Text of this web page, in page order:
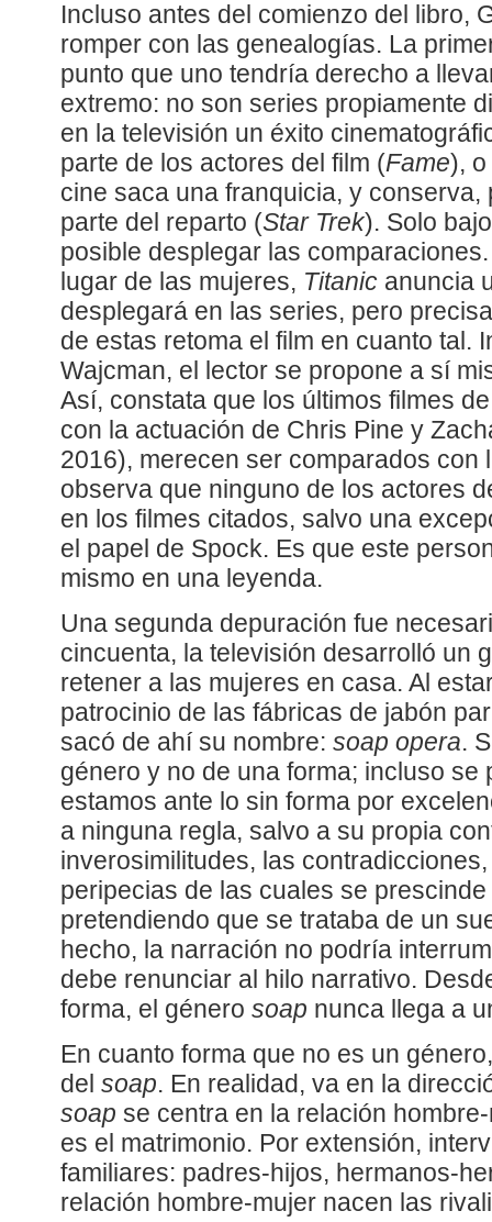
Incluso antes del comienzo del libro,
romper con las genealogías. La
punto que uno tendría derecho a
extremo: no son series propiamente
en la televisión un éxito
parte de los actores del film (Fame),
cine saca una franquicia, y conserva,
parte del reparto (Star Trek). Solo
posible desplegar las
lugar de las mujeres, Titanic anuncia
desplegará en las series, pero
de estas retoma el film en cuanto tal.
Wajcman, el lector se propone a sí
Así, constata que los últimos filmes
con la actuación de Chris Pine y
2016), merecen ser comparados con
observa que ninguno de los actores
en los filmes citados, salvo una
el papel de Spock. Es que este
mismo en una leyenda.
Una segunda depuración fue
cincuenta, la televisión desarrolló un
retener a las mujeres en casa. Al
patrocinio de las fábricas de jabón
sacó de ahí su nombre: soap opera.
género y no de una forma; incluso se
estamos ante lo sin forma por
a ninguna regla, salvo a su propia
inverosimilitudes, las
peripecias de las cuales se prescinde
pretendiendo que se trataba de un
hecho, la narración no podría
debe renunciar al hilo narrativo.
forma, el género soap nunca llega a
En cuanto forma que no es un
del soap. En realidad, va en la
soap se centra en la relación
es el matrimonio. Por extensión,
familiares: padres-hijos, hermanos-
relación hombre-mujer nacen las